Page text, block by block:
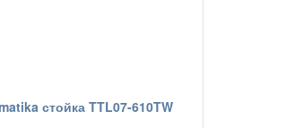
стойка TTL07-610TW